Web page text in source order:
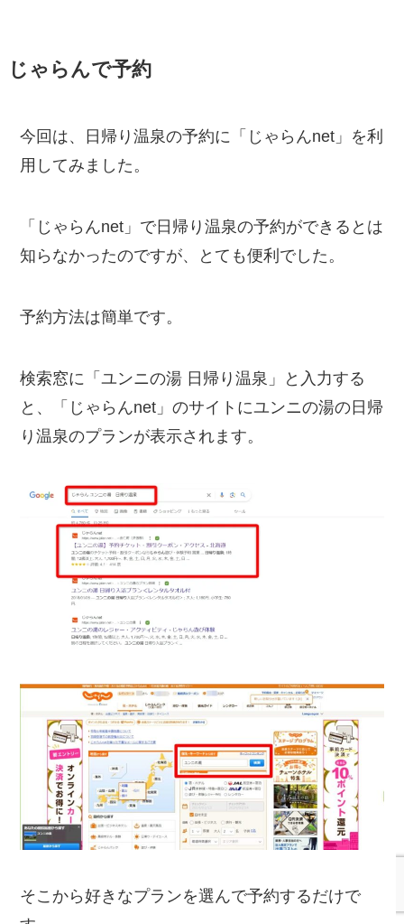
じゃらんで予約
今回は、日帰り温泉の予約に「じゃらんnet」を利
用してみました。
「じゃらんnet」で日帰り温泉の予約ができるとは
知らなかったのですが、とても便利でした。
予約方法は簡単です。
検索窓に「ユンニの湯 日帰り温泉」と入力する
と、「じゃらんnet」のサイトにユンニの湯の日帰
り温泉のプランが表示されます。
そこから好きなプランを選んで予約するだけで